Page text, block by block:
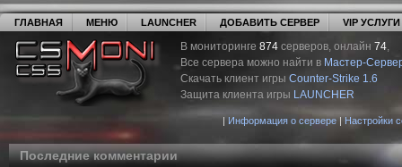
ГЛАВНАЯ МЕНЮ LAUNCHER ДОБАВИТЬ СЕРВЕР VIP УСЛУГИ
В мониторинге 874 серверов, онлайн 74,
Все сервера можно найти в Мастер-
Скачать клиент игры Counter-Strike 1.6
Защита клиента игры LAUNCHER
| Информация о сервере| Настройки
Последние комментарии